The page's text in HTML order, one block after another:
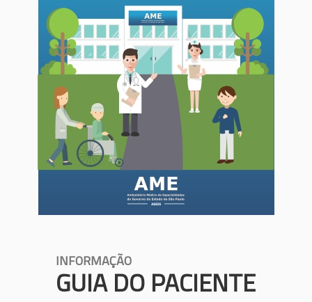
INFORMAÇÃO
GUIA DO PACIENTE